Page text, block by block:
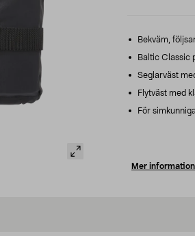
Bekväm,
Baltic Classic
Seglarväst
Flytväst med
För
Mer information